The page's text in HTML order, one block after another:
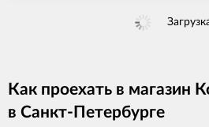
Как проехать в магазин
в Санкт-Петербурге